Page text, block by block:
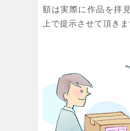
額は実際に作品を拝
上で提示させて頂きま